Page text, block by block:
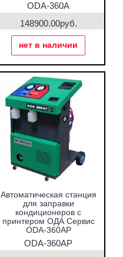
ODA-360A
148900.00руб.
нет в наличии
Автоматическая станция
для заправки
кондиционеров с
принтером ОДА Сервис
ODA-360AP
ODA-360AP